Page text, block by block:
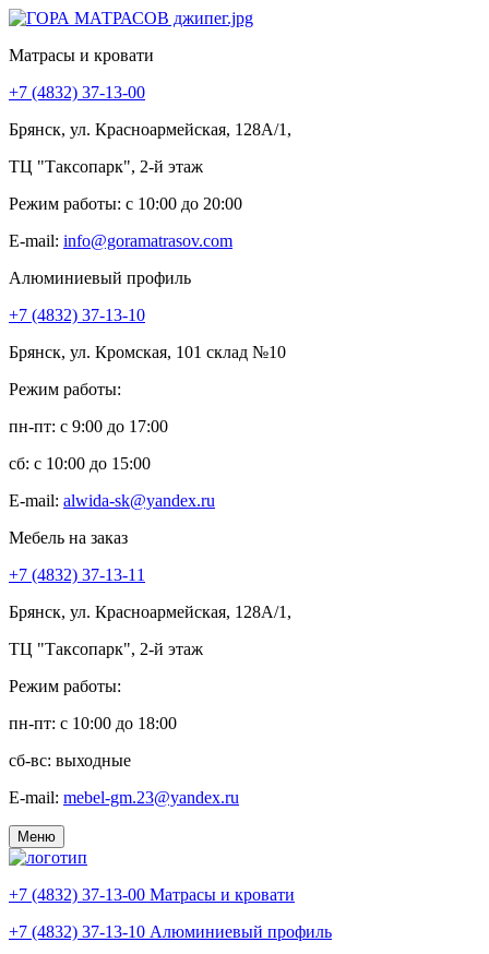
Матрасы и кровати
+7 (4832) 37-13-00
Брянск, ул. Красноармейская, 128А/1,
ТЦ "Таксопарк", 2-й этаж
Режим работы: c 10:00 до 20:00
E-mail: info@goramatrasov.com
Алюминиевый профиль
+7 (4832) 37-13-10
Брянск, ул. Кромская, 101 склад №10
Режим работы:
пн-пт: c 9:00 до 17:00
сб: c 10:00 до 15:00
E-mail: alwida-sk@yandex.ru
Мебель на заказ
+7 (4832) 37-13-11
Брянск, ул. Красноармейская, 128А/1,
ТЦ "Таксопарк", 2-й этаж
Режим работы:
пн-пт: c 10:00 до 18:00
сб-вс: выходные
E-mail: mebel-gm.23@yandex.ru
Меню
+7 (4832) 37-13-00 Матрасы и кровати
+7 (4832) 37-13-10 Алюминиевый профиль